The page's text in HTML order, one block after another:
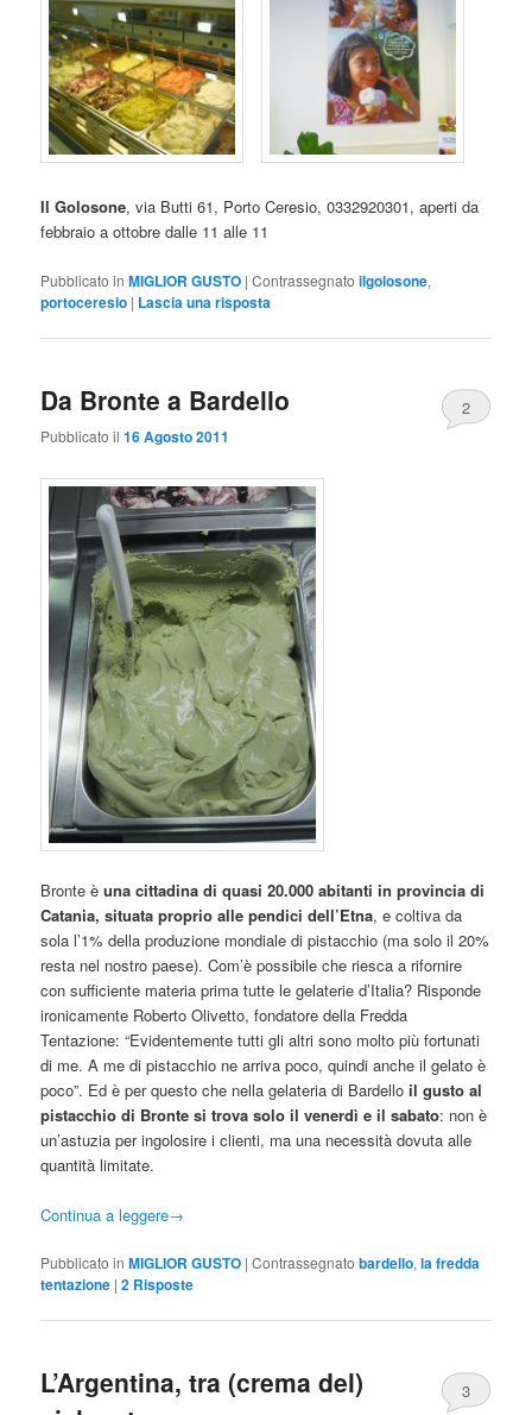
Il Golosone, via Butti 61, Porto Ceresio, 0332920301, aperti da
febbraio a ottobre dalle 11 alle 11
Pubblicato in MIGLIOR GUSTO |Contrassegnato ilgolosone,
portoceresio | Lascia una risposta
Da Bronte a Bardello
Pubblicato il16 Agosto 2011
2
Bronte èuna cittadina di quasi 20.000 abitanti in provincia di
Catania, situata proprio alle pendici dell’Etna, e coltiva da
sola l’1% della produzione mondiale di pistacchio (ma solo il 20%
resta nel nostro paese). Com’è possibile che riesca a rifornire
con sufficiente materia prima tutte le gelaterie d’Italia? Risponde
ironicamente Roberto Olivetto, fondatore della Fredda
Tentazione: “Evidentemente tutti gli altri sono molto più fortunati
di me. A me di pistacchio ne arriva poco, quindi anche il gelato è
poco”. Ed è per questo che nella gelateria di Bardelloil gusto al
pistacchio di Bronte si trova solo il venerdì e il sabato: non è
un’astuzia per ingolosire i clienti, ma una necessità dovuta alle
quantità limitate.
Continua a leggere→
Pubblicato in MIGLIOR GUSTO |Contrassegnato bardello,la fredda
tentazione |2 Risposte
L’Argentina, tra (crema del)
3